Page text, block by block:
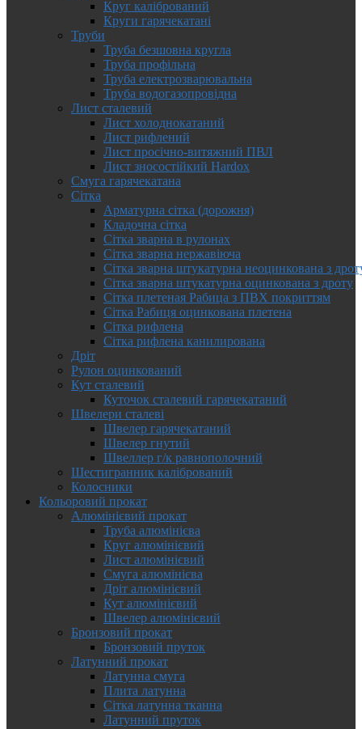
Круг калібрований
Круги гарячекатані
Труби
Труба безшовна кругла
Труба профільна
Труба електрозварювальна
Труба водогазопровідна
Лист сталевий
Лист холоднокатаний
Лист рифлений
Лист просічно-витяжний ПВЛ
Лист зносостійкий Hardox
Смуга гарячекатана
Сітка
Арматурна сітка (дорожня)
Кладочна сітка
Сітка зварна в рулонах
Сітка зварна нержавіюча
Сітка зварна штукатурна неоцинкована з
Сітка зварна штукатурна оцинкована з дроту
Сітка плетеная Рабица з ПВХ покриттям
Сітка Рабиця оцинкована плетена
Сітка рифлена
Сітка рифлена канилирована
Дріт
Рулон оцинкований
Кут сталевий
Куточок сталевий гарячекатаний
Швелери сталеві
Швелер гарячекатаний
Швелер гнутий
Швеллер г/к равнополочний
Шестигранник калібрований
Колосники
Кольоровий прокат
Алюмінієвий прокат
Труба алюмінієва
Круг алюмінієвий
Лист алюмінієвий
Смуга алюмінієва
Дріт алюмінієвий
Кут алюмінієвий
Швелер алюмінієвий
Бронзовий прокат
Бронзовий пруток
Латунний прокат
Латунна смуга
Плита латунна
Сітка латунна тканна
Латунний пруток